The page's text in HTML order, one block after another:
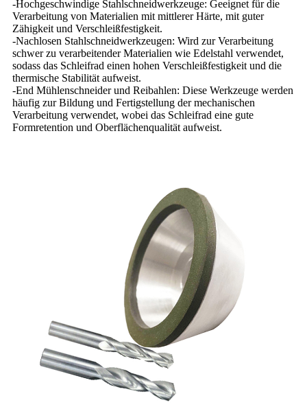
-Hochgeschwindige Stahlschneidwerkzeuge: Geeignet für die
Verarbeitung von Materialien mit mittlerer Härte, mit guter
Zähigkeit und Verschleißfestigkeit.
-Nachlosen Stahlschneidwerkzeugen: Wird zur Verarbeitung
schwer zu verarbeitender Materialien wie Edelstahl verwendet,
sodass das Schleifrad einen hohen Verschleißfestigkeit und die
thermische Stabilität aufweist.
-End Mühlenschneider und Reibahlen: Diese Werkzeuge werden
häufig zur Bildung und Fertigstellung der mechanischen
Verarbeitung verwendet, wobei das Schleifrad eine gute
Formretention und Oberflächenqualität aufweist.